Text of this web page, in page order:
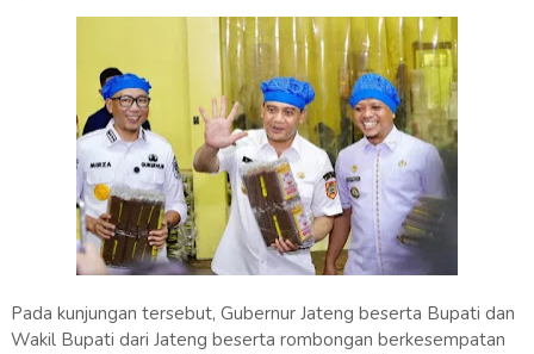
Pada kunjungan tersebut, Gubernur Jateng beserta Bupati dan
Wakil Bupati dari Jateng beserta rombongan berkesempatan